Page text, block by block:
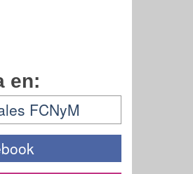
en:
FCNyM